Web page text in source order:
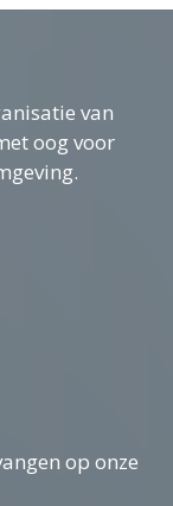
van
oog voor
op onze